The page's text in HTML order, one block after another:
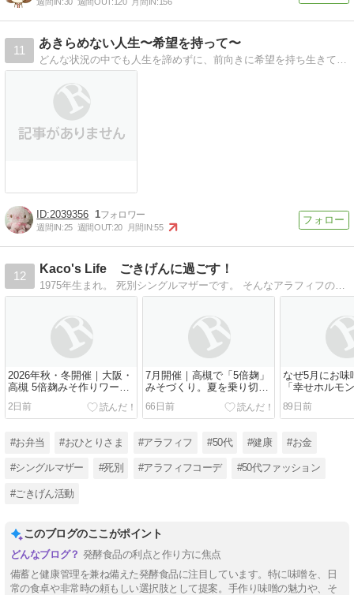
11
あきらめない人生〜希望を持って〜
どんな状況の中でも人生を諦めずに、前向きに希望を持ち生きていきたいとの思いで多くの人に読んで欲しくてブログを始めました。内容的には人間関係、世界と国内情勢、自分の感じたことを書いています。
2039356 1
週間IN:25 週間OUT:20 月間IN:55
12
Kaco's Life ごきげんに過ごす！
1975年生まれ。 死別シングルマザーです。 そんなアラフィフの日々や人生後半戦を”ごきげん”に過ごすためのライフハックを綴っています。
2026年秋・冬開催｜大阪・
高槻 5倍麹みそ作りワーク
ショップ in 福寿舎
2日前
7月開催｜高槻で「5倍麹」
みそづくり。夏を乗り切
る、私の守り神
66日前
なぜ5月にお味
「幸せホルモ
の深い関係
89日前
#お弁当 #おひとりさま #アラフィフ #50代 #健康 #お金
#シングルマザー #死別 #アラフィフコーデ #50代ファッション
#ごきげん活動
このブログのここがポイント
発酵食品の利点と作り方に焦点
備蓄と健康管理を兼ね備えた発酵食品に注目しています。特に味噌を、日
常の食卓や非常時の頼もしい選択肢として提案。手作り味噌の魅力や、そ